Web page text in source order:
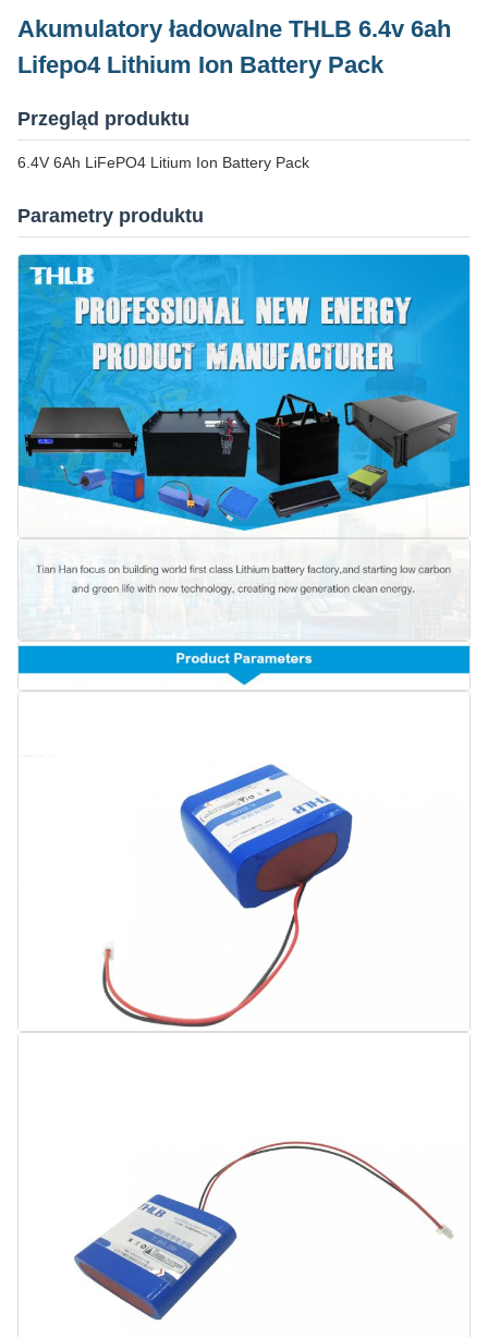
Akumulatory ładowalne THLB 6.4v 6ah
Lifepo4 Lithium Ion Battery Pack
Przegląd produktu
6.4V 6Ah LiFePO4 Litium Ion Battery Pack
Parametry produktu